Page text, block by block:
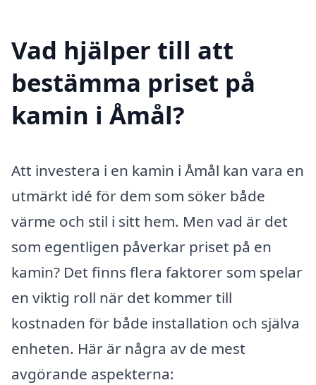
Vad hjälper till att
bestämma priset på
kamin i Åmål?
Att investera i en kamin i Åmål kan vara en
utmärkt idé för dem som söker både
värme och stil i sitt hem. Men vad är det
som egentligen påverkar priset på en
kamin? Det finns flera faktorer som spelar
en viktig roll när det kommer till
kostnaden för både installation och själva
enheten. Här är några av de mest
avgörande aspekterna: